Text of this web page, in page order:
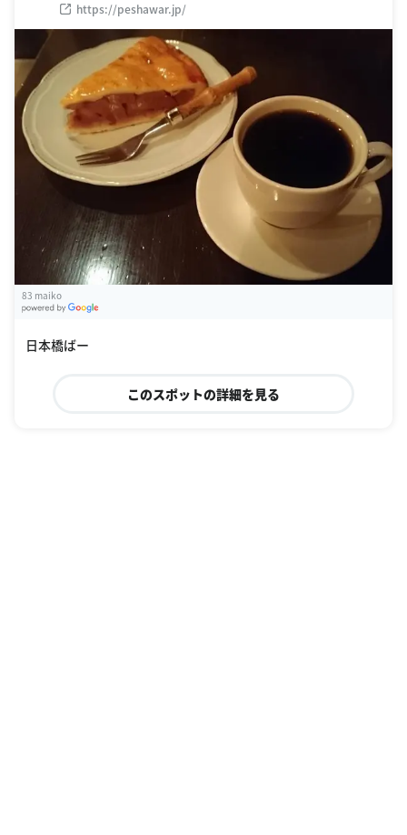
https://peshawar.jp/
83 maiko
日本橋ばー
このスポットの詳細を見る